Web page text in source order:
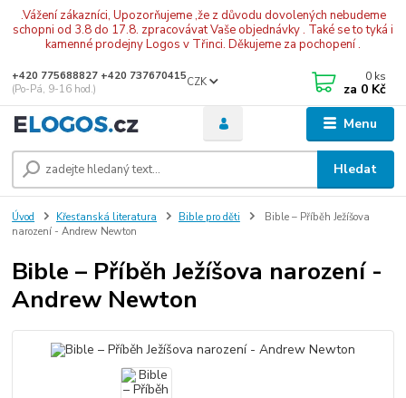
.Vážení zákazníci, Upozorňujeme ,že z důvodu dovolených nebudeme
schopni od 3.8 do 17.8. zpracovávat Vaše objednávky . Také se to tyká i
kamenné prodejny Logos v Třinci. Děkujeme za pochopení .
Menu
CZK
Hledat
+420 775688827 +420 737670415
(Po-Pá, 9-16 hod.)
0 ks
za 0 Kč
Úvod Křesťanská literatura Bible pro děti
Bible – Příběh Ježíšova
narození - Andrew Newton
Bible – Příběh Ježíšova narození -
Andrew Newton